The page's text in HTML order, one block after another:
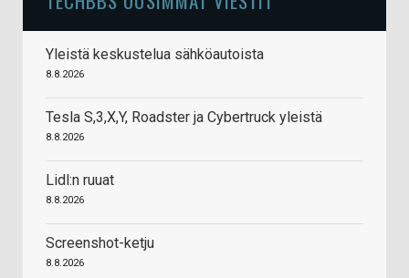
Yleistä keskustelua sähköautoista
8.8.2026
Tesla S,3,X,Y, Roadster ja Cybertruck yleistä
8.8.2026
Lidl:n ruuat
8.8.2026
Screenshot-ketju
8.8.2026